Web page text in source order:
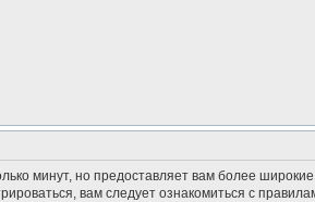
минут, но предоставляет вам более
вам следует ознакомиться с